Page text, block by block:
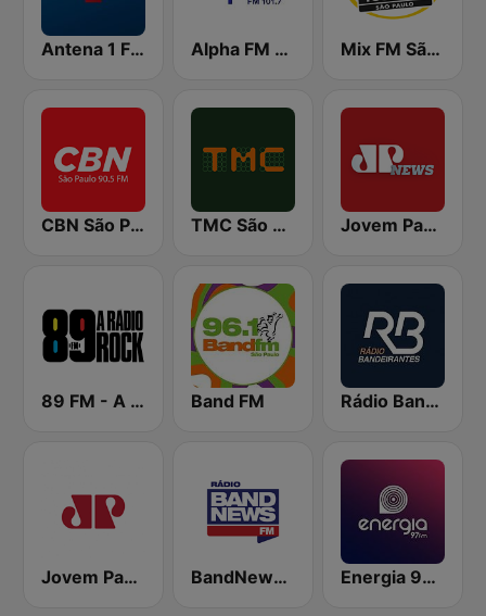
Antena 1 FM Alpha FM 101.7 Mix FM São Paulo
CBN São Paulo TMC São Paulo Jovem Pan News
89 FM - A Rádio Rock Band FM Rádio Bandeirantes
Jovem Pan AM BandNews FM - 96.9 SP Energia 97 FM